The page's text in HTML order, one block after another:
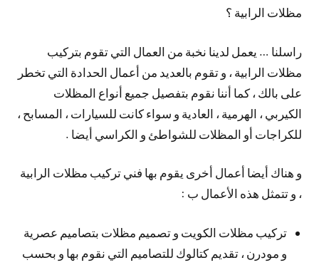
مظلات الرابية ؟
راسلنا … يعمل لدينا نخبة من العمال التي تقوم بتركيب
مظلات الرابية ، و تقوم بالعديد من أعمال الحدادة التي تخطر
على بالك ، كما أننا نقوم بتفصيل جميع أنواع المظلات
الكيربي ، الهرمية ، العادية و سواء كانت للسيارات ، المسابح ،
للكراجات أو المظلات للشواطئ و الكراسي أيضا .
و هناك أيضا أعمال أخرى يقوم بها فني تركيب مظلات الرابية
، و تتمثل هذه الأعمال ب :
تركيب مظلات الكويت و تصميم مظلات بتصاميم عصرية
و مودرن ، تقديم كتالوك للتصاميم التي نقوم بها و بحسب